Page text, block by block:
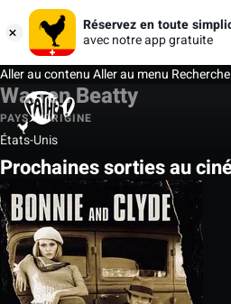
Réservez en toute
avec notre app gratuite
Aller au contenuAller au menu Recherche
Warren Beatty
PAYS D'ORIGINE
États-Unis
Prochaines sorties au